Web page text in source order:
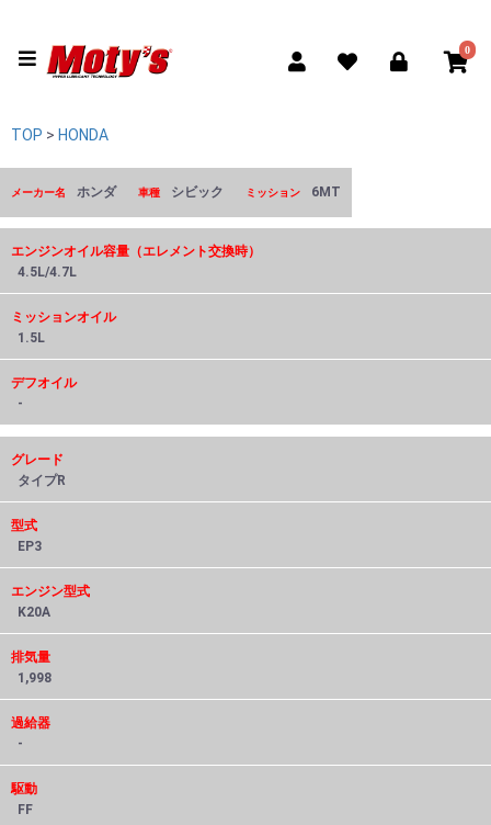
0
TOP > HONDA
メーカー名 ホンダ 車種 シビック ミッション 6MT
エンジンオイル容量（エレメント交換時）
4.5L/4.7L
ミッションオイル
1.5L
デフオイル
-
グレード
タイプR
型式
EP3
エンジン型式
K20A
排気量
1,998
過給器
-
駆動
FF